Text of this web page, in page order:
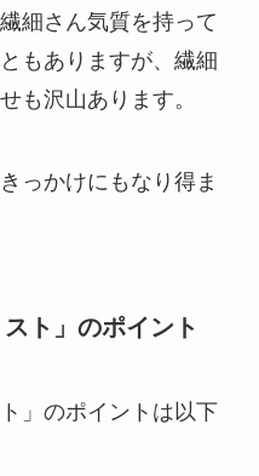
細さん気質を持って
もありますが、繊細
も沢山あります。
っかけにもなり得ま
ト」のポイント
」のポイントは以下